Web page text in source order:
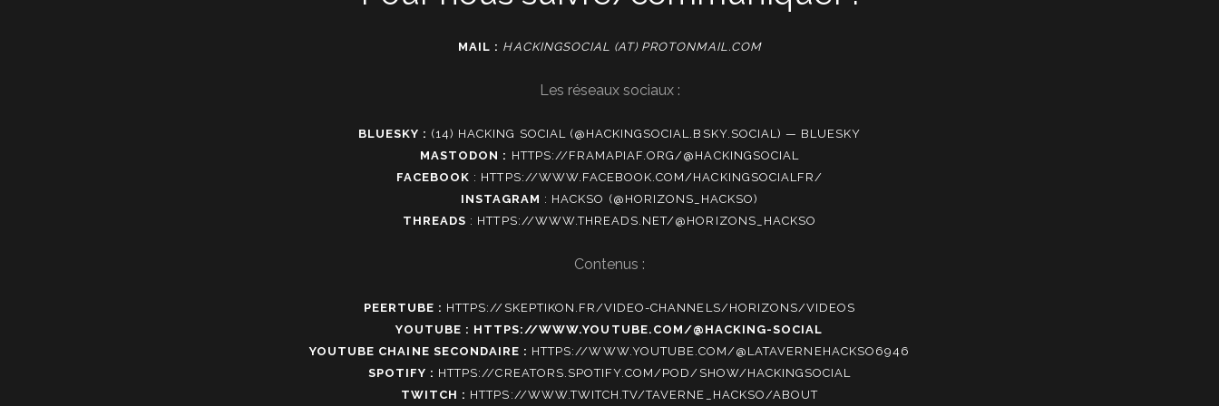
MAIL : HACKINGSOCIAL (AT) PROTONMAIL.COM
Les réseaux sociaux :
BLUESKY : (14) HACKING SOCIAL (@HACKINGSOCIAL.BSKY.SOCIAL) — BLUESKY
MASTODON : HTTPS://FRAMAPIAF.ORG/@HACKINGSOCIAL
FACEBOOK : HTTPS://WWW.FACEBOOK.COM/HACKINGSOCIALFR/
INSTAGRAM : HACKSO (@HORIZONS_HACKSO)
THREADS : HTTPS://WWW.THREADS.NET/@HORIZONS_HACKSO
Contenus :
PEERTUBE : HTTPS://SKEPTIKON.FR/VIDEO-CHANNELS/HORIZONS/VIDEOS
YOUTUBE : HTTPS://WWW.YOUTUBE.COM/@HACKING-SOCIAL
YOUTUBE CHAINE SECONDAIRE : HTTPS://WWW.YOUTUBE.COM/@LATAVERNEHACKSO6946
SPOTIFY : HTTPS://CREATORS.SPOTIFY.COM/POD/SHOW/HACKINGSOCIAL
TWITCH : HTTPS://WWW.TWITCH.TV/TAVERNE_HACKSO/ABOUT